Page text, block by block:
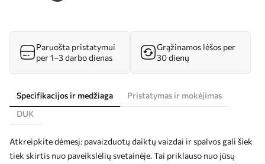
Paruošta pristatymui
per 1–3 darbo dienas
Grąžinamos lėšos per
30 dienų
Specifikacijos ir medžiaga
Pristatymas ir mokėjimas
DUK
Atkreipkite dėmesį: pavaizduotų daiktų vaizdai ir spalvos gali šiek
tiek skirtis nuo paveikslėlių svetainėje. Tai priklauso nuo jūsų